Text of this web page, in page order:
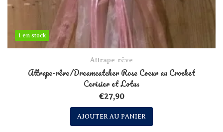
1 en stock
1 en stock
Attrape-rêve
Attrape-rêve/Dreamcatcher Rose Coeur au Crochet
Cerisier et Lotus
€27,90
AJOUTER AU PANIER